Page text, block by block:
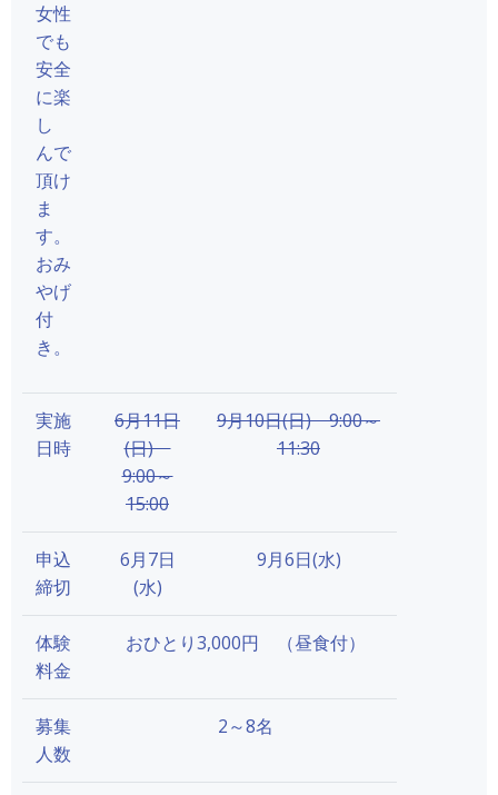
女性
でも
安全
に楽
し
んで
頂け
ま
す。
おみ
やげ
付
き。
実施
日時
6月11日
(日)
9:00～
15:00
9月10日(日) 9:00～
11:30
申込
締切
6月7日
(水)
9月6日(水)
体験
料金
おひとり3,000円 （昼食付）
募集
人数
2～8名